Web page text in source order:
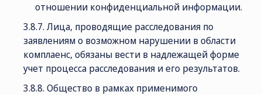
отношении конфиденциальной информации.
3.8.7. Лица, проводящие расследования по
заявлениям о возможном нарушении в области
комплаенс, обязаны вести в надлежащей форме
учет процесса расследования и его результатов.
3.8.8. Общество в рамках применимого